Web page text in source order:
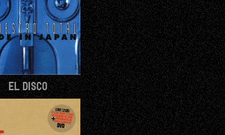
EL DISCO